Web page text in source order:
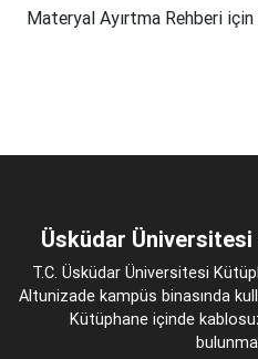
Materyal Ayırtma Rehberi için
Üsküdar Üniversitesi
T.C. Üsküdar Üniversitesi
Altunizade kampüs binasında
Kütüphane içinde